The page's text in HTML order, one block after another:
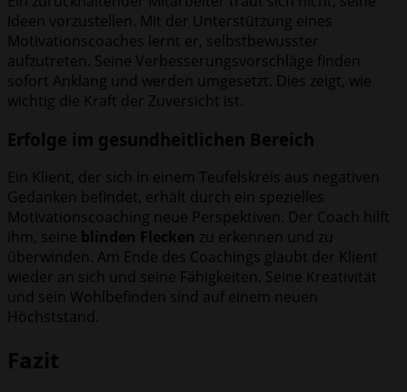
Ideen vorzustellen. Mit der Unterstützung eines
Motivationscoaches lernt er, selbstbewusster
aufzutreten. Seine Verbesserungsvorschläge finden
sofort Anklang und werden umgesetzt. Dies zeigt, wie
wichtig die Kraft der Zuversicht ist.
Erfolge im gesundheitlichen Bereich
Ein Klient, der sich in einem Teufelskreis aus negativen
Gedanken befindet, erhält durch ein spezielles
Motivationscoaching neue Perspektiven. Der Coach hilft
ihm, seine blinden Flecken zu erkennen und zu
überwinden. Am Ende des Coachings glaubt der Klient
wieder an sich und seine Fähigkeiten. Seine Kreativität
und sein Wohlbefinden sind auf einem neuen
Höchststand.
Fazit